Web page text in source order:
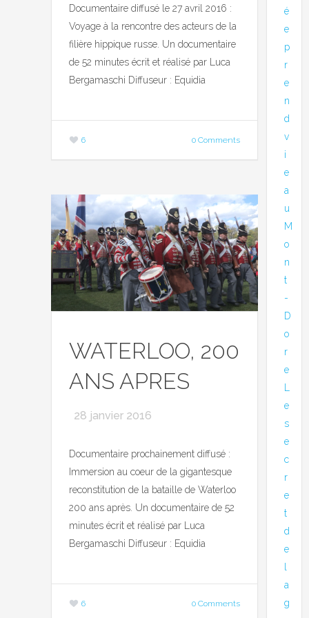
Documentaire diffusé le 27 avril 2016 :
Voyage à la rencontre des acteurs de la
filière hippique russe. Un documentaire
de 52 minutes écrit et réalisé par Luca
Bergamaschi Diffuseur : Equidia
6 0 Comments
WATERLOO, 200
ANS APRES
28 janvier 2016
Documentaire prochainement diffusé :
Immersion au coeur de la gigantesque
reconstitution de la bataille de Waterloo
200 ans après. Un documentaire de 52
minutes écrit et réalisé par Luca
Bergamaschi Diffuseur : Equidia
6 0 Comments
é
e
p
r
e
n
d
v
i
e
a
u
M
o
n
t
-
D
o
r
e
e
s
e
c
r
e
t
d
e
a
g